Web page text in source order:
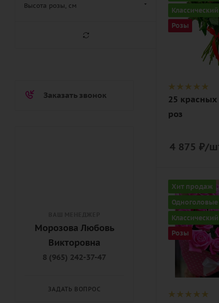
Классический
Розы
Цвет
алый,
бордовый,
роза, лента
25
роз
4 875 ₽/
Хит продаж
Одноголовые
Классический
Розы
Количество
25
Цвет
розовый
Описание
роза, лента,
упаковка
Высота розы, см
Заказать звонок
Морозова Любовь
Викторовна
8 (965) 242-37-47
ЗАДАТЬ ВОПРОС